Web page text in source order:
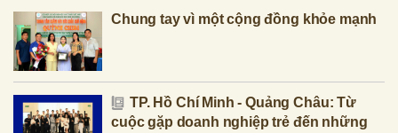
Chung tay vì một cộng đồng khỏe mạnh
TP. Hồ Chí Minh - Quảng Châu: Từ
cuộc gặp doanh nghiệp trẻ đến những